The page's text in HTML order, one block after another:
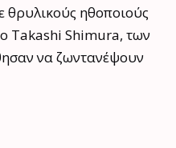
θρυλικούς ηθοποιούς
Takashi Shimura, των
να ζωντανέψουν